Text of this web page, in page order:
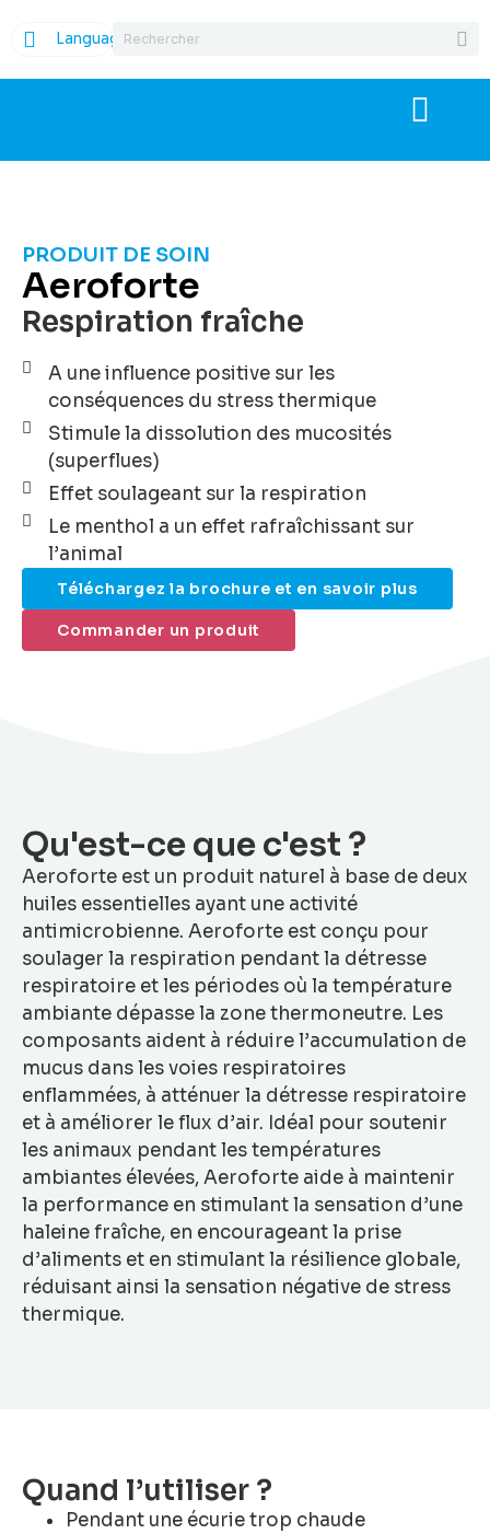
Language
PRODUIT DE SOIN
Aeroforte
Respiration fraîche
A une influence positive sur les
conséquences du stress thermique
Stimule la dissolution des mucosités
(superflues)
Effet soulageant sur la respiration
Le menthol a un effet rafraîchissant sur
l’animal
Téléchargez la brochure et en savoir plus
Commander un produit
Qu'est-ce que c'est ?
Aeroforte est un produit naturel à base de deux
huiles essentielles ayant une activité
antimicrobienne. Aeroforte est conçu pour
soulager la respiration pendant la détresse
respiratoire et les périodes où la température
ambiante dépasse la zone thermoneutre. Les
composants aident à réduire l’accumulation de
mucus dans les voies respiratoires
enflammées, à atténuer la détresse respiratoire
et à améliorer le flux d’air. Idéal pour soutenir
les animaux pendant les températures
ambiantes élevées, Aeroforte aide à maintenir
la performance en stimulant la sensation d’une
haleine fraîche, en encourageant la prise
d’aliments et en stimulant la résilience globale,
réduisant ainsi la sensation négative de stress
thermique.
Quand l’utiliser ?
Pendant une écurie trop chaude